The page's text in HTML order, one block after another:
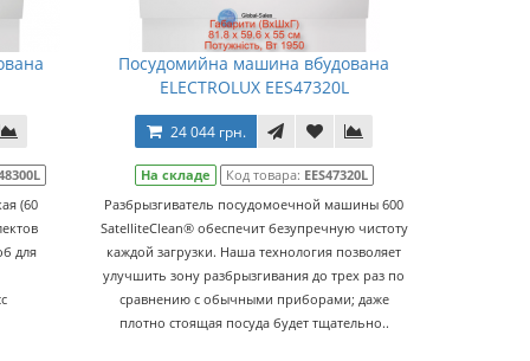
(60
для
Посудомийна машина вбудована
ELECTROLUX EES47320L
24 044 грн.
На складе Код товара: EES47320L
Разбрызгиватель посудомоечной машины 600
SatelliteClean® обеспечит безупречную чистоту
каждой загрузки. Наша технология позволяет
улучшить зону разбрызгивания до трех раз по
сравнению с обычными приборами; даже
плотно стоящая посуда будет тщательно..